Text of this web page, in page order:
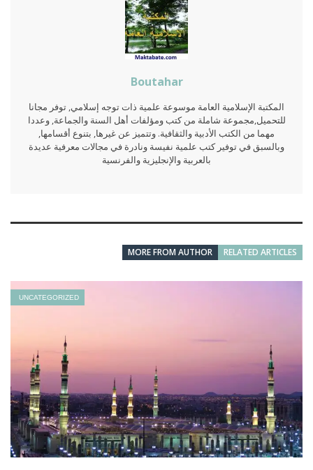
Boutahar
المكتبة الإسلامية العامة موسوعة علمية ذات توجه إسلامي, توفر مجانا
للتحميل,مجموعة شاملة من كتب ومؤلفات أهل السنة والجماعة, وعددا
مهما من الكتب الأدبية والثقافية. وتتميز عن غيرها, بتنوع أقسامها,
وبالسبق في توفير كتب علمية نفيسة ونادرة في مجالات معرفية عديدة
بالعربية والإنجليزية والفرنسية
RELATED ARTICLES
MORE FROM AUTHOR
UNCATEGORIZED